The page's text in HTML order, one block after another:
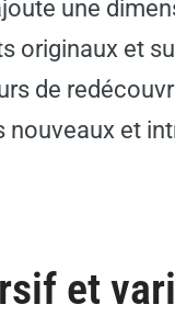
une
originaux et
de
et
et